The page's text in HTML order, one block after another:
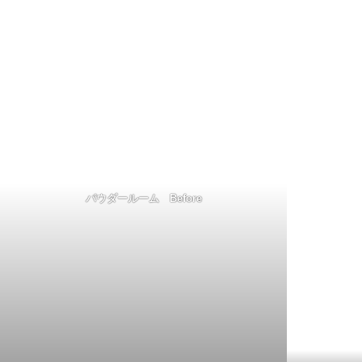
パウダールーム Before